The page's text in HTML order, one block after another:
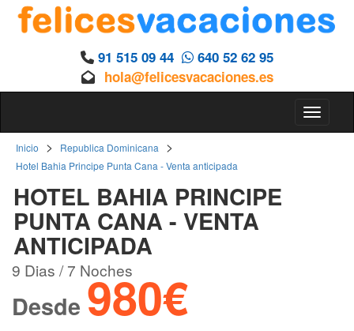
91 515 09 44
640 52 62 95
hola@felicesvacaciones.es
Inicio > Republica Dominicana >
Hotel Bahia Principe Punta Cana - Venta anticipada
HOTEL BAHIA PRINCIPE
PUNTA CANA - VENTA
ANTICIPADA
9 Dias / 7 Noches
Desde 980€